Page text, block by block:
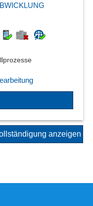
anzeigen